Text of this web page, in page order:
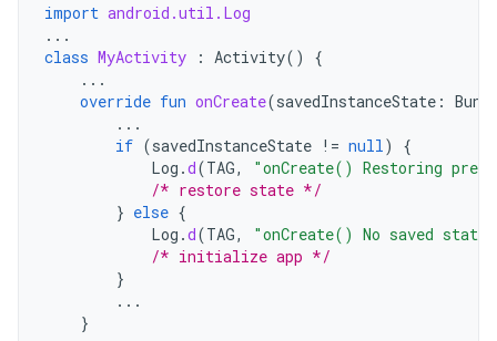
import android.util.Log
...
class MyActivity : Activity()
{
...
override fun onCreate(savedInstanceState :
...
if (savedInstanceState != null )
{
Log .d(TAG,
"onCreate() Restoring
/* restore state */
} else {
Log .d(TAG,
"onCreate() No saved
/* initialize app */
}
...
}